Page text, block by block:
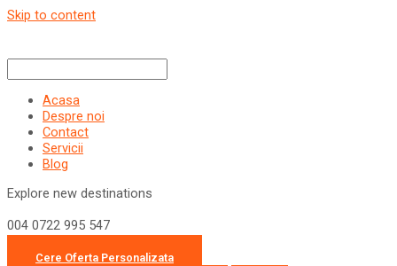
Skip to content
Acasa
Despre noi
Contact
Servicii
Blog
Explore new destinations
004 0722 995 547
Cere Oferta Personalizata